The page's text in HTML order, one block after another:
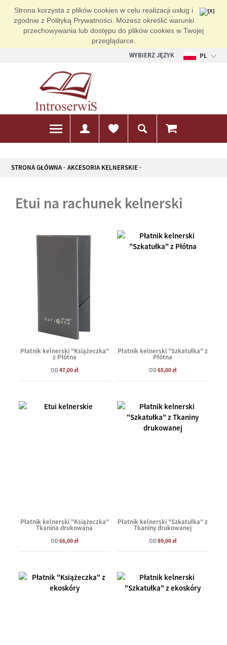
Strona korzysta z plików cookies w celu realizacji usług i
zgodnie z Polityką Prywatności. Możesz określić warunki
przechowywania lub dostępu do plików cookies w Twojej
przeglądarce.
WYBIERZ JĘZYK
PL
STRONA GŁÓWNA AKCESORIA KELNERSKIE
etui na rachunek kelnerski
Płatnik kelnerski "Książeczka"
z Płótna
OD47,00 zł
Płatnik kelnerski "Szkatułka" z
Płótna
OD65,00 zł
Płatnik kelnerski "Książeczka"
Tkanina drukowana
OD66,00 zł
Płatnik kelnerski "Szkatułka" z
Tkaniny drukowanej
OD89,00 zł